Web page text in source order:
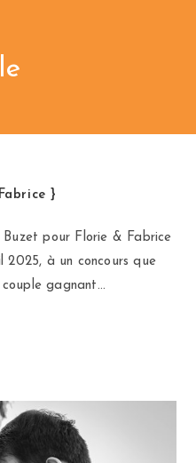
}
pour Florie & Fabrice
à un concours que
gagnant…